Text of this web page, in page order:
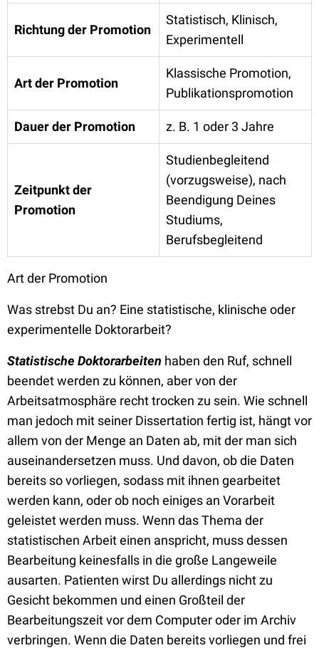
Richtung der Promotion
Statistisch, Klinisch,
Experimentell
Art der Promotion
Klassische Promotion,
Publikationspromotion
Dauer der Promotion z. B. 1 oder 3 Jahre
Zeitpunkt der
Promotion
Studienbegleitend
(vorzugsweise), nach
Beendigung Deines
Studiums,
Berufsbegleitend
Art der Promotion
Was strebst Du an? Eine statistische, klinische oder
experimentelle Doktorarbeit?
Statistische Doktorarbeiten haben den Ruf, schnell
beendet werden zu können, aber von der
Arbeitsatmosphäre recht trocken zu sein. Wie schnell
man jedoch mit seiner Dissertation fertig ist, hängt vor
allem von der Menge an Daten ab, mit der man sich
auseinandersetzen muss. Und davon, ob die Daten
bereits so vorliegen, sodass mit ihnen gearbeitet
werden kann, oder ob noch einiges an Vorarbeit
geleistet werden muss. Wenn das Thema der
statistischen Arbeit einen anspricht, muss dessen
Bearbeitung keinesfalls in die große Langeweile
ausarten. Patienten wirst Du allerdings nicht zu
Gesicht bekommen und einen Großteil der
Bearbeitungszeit vor dem Computer oder im Archiv
verbringen. Wenn die Daten bereits vorliegen und frei